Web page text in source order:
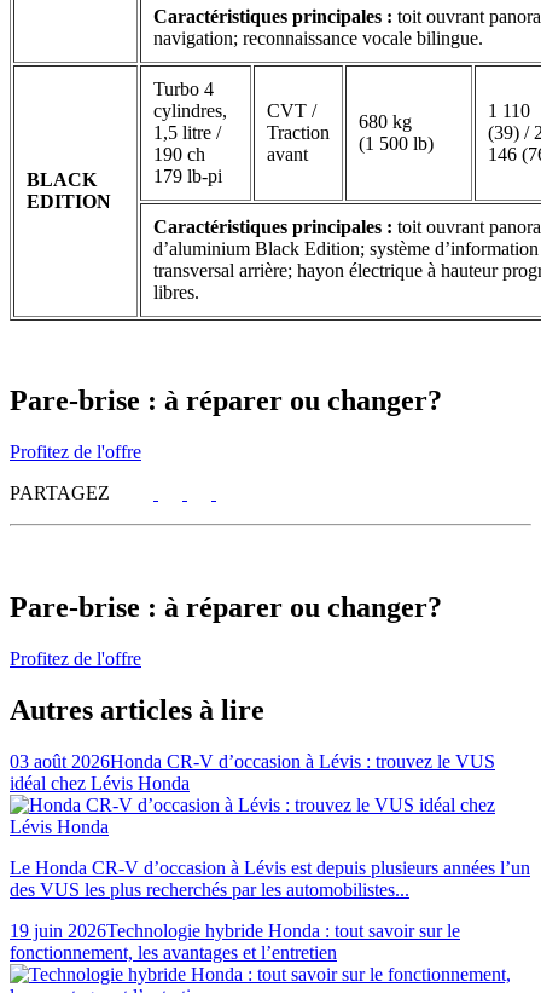
Caractéristiques principales : toit ouvrant
navigation; reconnaissance vocale bilingue.
BLACK
EDITION
Turbo 4
cylindres,
1,5 litre /
190 ch
179 lb-pi
CVT /
Traction
avant
680 kg
(1 500 lb)
1 110
(39) /
146
Caractéristiques principales : toit ouvrant
d’aluminium Black Edition; système
transversal arrière; hayon électrique à hauteur
libres.
Pare-brise : à réparer ou changer?
Profitez de l'offre
PARTAGEZ
Pare-brise : à réparer ou changer?
Profitez de l'offre
Autres articles à lire
03 août 2026Honda CR-V d’occasion à Lévis : trouvez le VUS
idéal chez Lévis Honda
Le Honda CR-V d’occasion à Lévis est depuis plusieurs années l’un
des VUS les plus recherchés par les automobilistes...
19 juin 2026Technologie hybride Honda : tout savoir sur le
fonctionnement, les avantages et l’entretien